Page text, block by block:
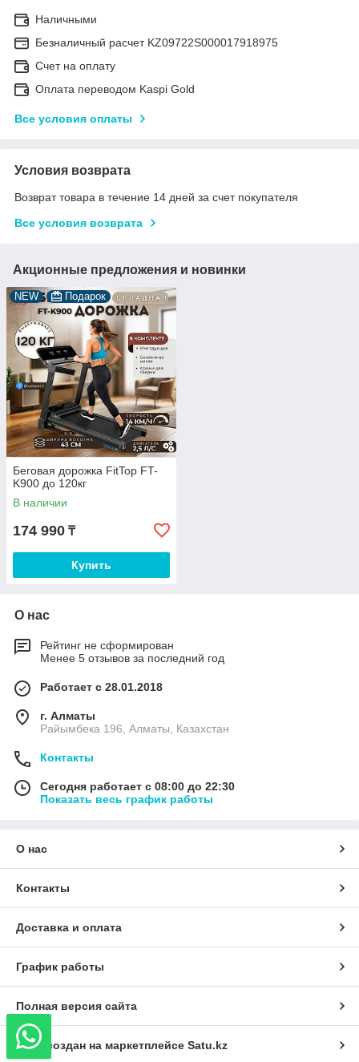
Наличными
Безналичный расчет KZ09722S000017918975
Счет на оплату
Оплата переводом Kaspi Gold
Все условия оплаты
Условия возврата
Возврат товара в течение 14 дней за счет покупателя
Все условия возврата
Акционные предложения и новинки
NEW Подарок
Беговая дорожка FitTop FT-
K900 до 120кг
В наличии
174 990 ₸
Купить
О нас
Рейтинг не сформирован
Менее 5 отзывов за последний год
Работает с 28.01.2018
г. Алматы
Райымбека 196, Алматы, Казахстан
Контакты
Сегодня работает с 08:00 до 22:30
Показать весь график работы
О нас
Контакты
Доставка и оплата
График работы
Полная версия сайта
Сайт создан на маркетплейсе Satu.kz